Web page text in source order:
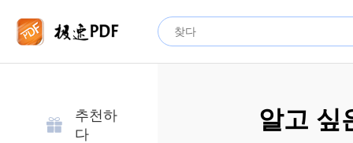
추천하
다
알고 싶